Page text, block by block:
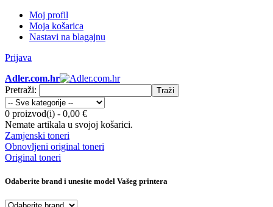
Moj profil
Moja košarica
Nastavi na blagajnu
Prijava
Adler.com.hr
Pretraži:
Traži
0 proizvod(i) - 0,00 €
Nemate artikala u svojoj košarici.
Zamjenski toneri
Obnovljeni original toneri
Original toneri
Odaberite brand i unesite model Vašeg printera